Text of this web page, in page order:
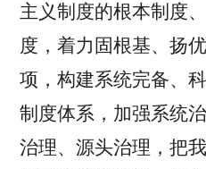
主义制度的根本制度
度，着力固根基、扬
项，构建系统完备、
制度体系，加强系统
治理、源头治理，把